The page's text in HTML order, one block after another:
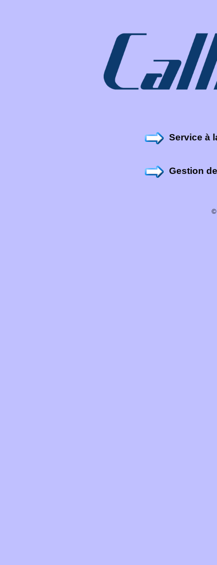
Service à
Gestion